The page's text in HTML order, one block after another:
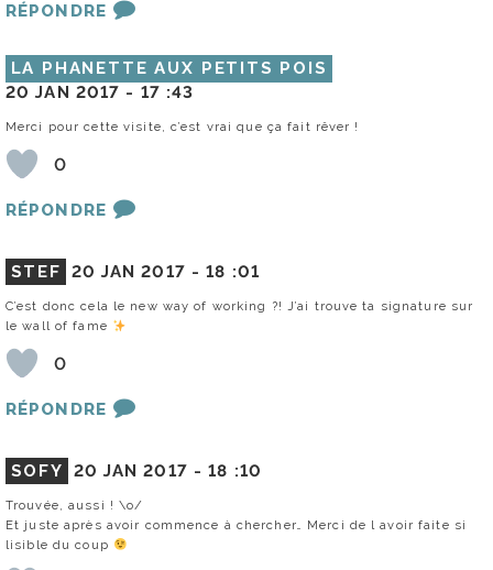
RÉPONDRE
LA PHANETTE AUX PETITS POIS
20 JAN 2017 - 17 :43
Merci pour cette visite, c’est vrai que ça fait rêver !
0
RÉPONDRE
STEF 20 JAN 2017 -18 :01
C’est donc cela le new way of working ?! J’ai trouve ta signature sur
le wall of fame
0
RÉPONDRE
SOFY 20 JAN 2017 -18 :10
Trouvée, aussi ! \o/
Et juste après avoir commence à chercher… Merci de l avoir faite si
lisible du coup